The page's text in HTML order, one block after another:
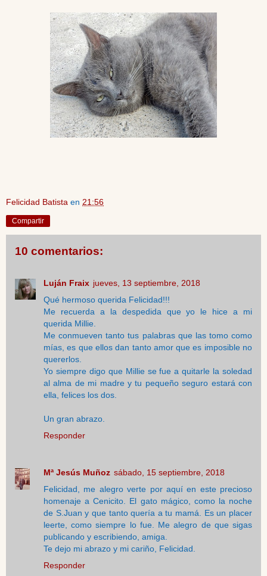
Felicidad Batista en 21:56
Compartir
10 comentarios:
Luján Fraix jueves, 13 septiembre, 2018
Qué hermoso querida Felicidad!!!
Me recuerda a la despedida que yo le hice a mi
querida Millie.
Me conmueven tanto tus palabras que las tomo como
mías, es que ellos dan tanto amor que es imposible no
quererlos.
Yo siempre digo que Millie se fue a quitarle la soledad
al alma de mi madre y tu pequeño seguro estará con
ella, felices los dos.
Un gran abrazo.
Responder
Mª Jesús Muñoz sábado, 15 septiembre, 2018
Felicidad, me alegro verte por aquí en este precioso
homenaje a Cenicito. El gato mágico, como la noche
de S.Juan y que tanto quería a tu mamá. Es un placer
leerte, como siempre lo fue. Me alegro de que sigas
publicando y escribiendo, amiga.
Te dejo mi abrazo y mi cariño, Felicidad.
Responder